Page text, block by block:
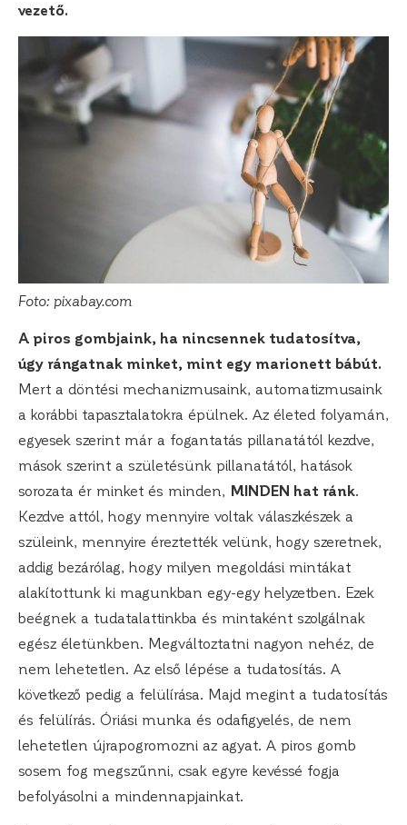
vezető.
Foto: pixabay.com
A piros gombjaink, ha nincsennek tudatosítva,
úgy rángatnak minket, mint egy marionett bábút.
Mert a döntési mechanizmusaink, automatizmusaink
a korábbi tapasztalatokra épülnek. Az életed folyamán,
egyesek szerint már a fogantatás pillanatától kezdve,
mások szerint a születésünk pillanatától, hatások
sorozata ér minket és minden, MINDEN hat ránk.
Kezdve attól, hogy mennyire voltak válaszkészek a
szüleink, mennyire éreztették velünk, hogy szeretnek,
addig bezárólag, hogy milyen megoldási mintákat
alakítottunk ki magunkban egy-egy helyzetben. Ezek
beégnek a tudatalattinkba és mintaként szolgálnak
egész életünkben. Megváltoztatni nagyon nehéz, de
nem lehetetlen. Az első lépése a tudatosítás. A
következő pedig a felülírása. Majd megint a tudatosítás
és felülírás. Óriási munka és odafigyelés, de nem
lehetetlen újrapogromozni az agyat. A piros gomb
sosem fog megszűnni, csak egyre kevéssé fogja
befolyásolni a mindennapjainkat.